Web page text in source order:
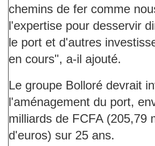
chemins de fer comme
l'expertise pour desservir
le port et d'autres
en cours", a-il ajouté.
Le groupe Bolloré devrait
l'aménagement du port,
milliards de FCFA (205,79
d'euros) sur 25 ans.